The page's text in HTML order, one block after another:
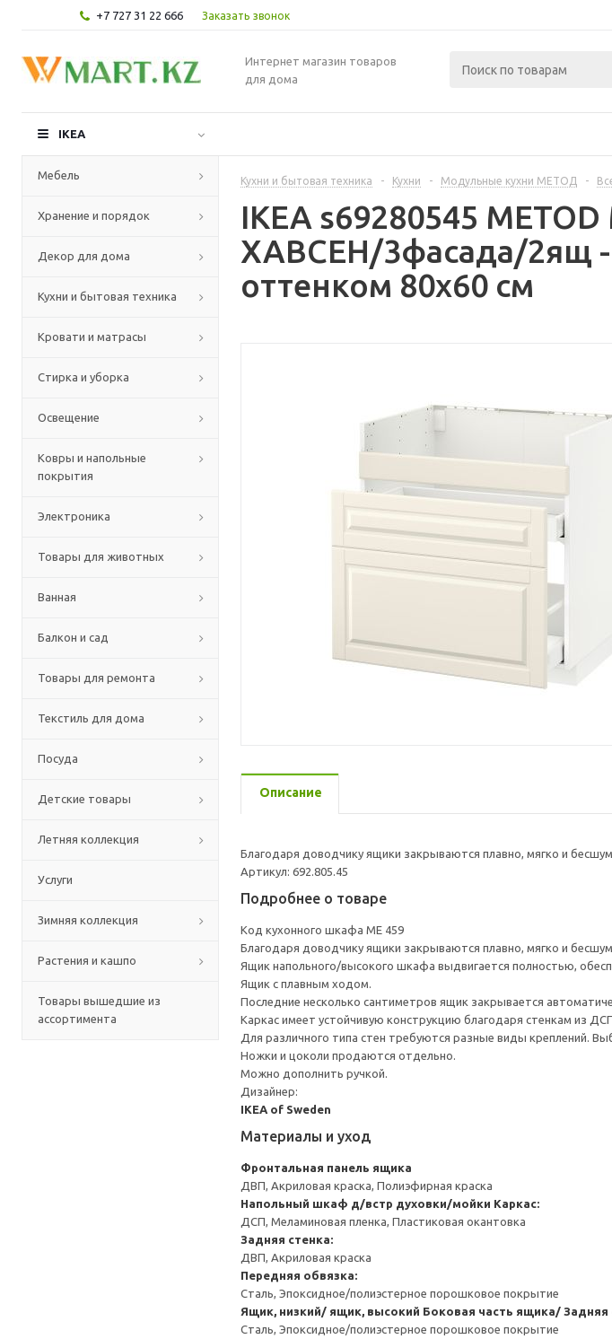
+7 727 31 22 666 Заказать звонок
Интернет магазин товаров
для дома
IKEA
Мебель
Хранение и порядок
Декор для дома
Кухни и бытовая техника
Кровати и матрасы
Стирка и уборка
Освещение
Ковры и напольные
покрытия
Электроника
Товары для животных
Ванная
Балкон и сад
Товары для ремонта
Текстиль для дома
Посуда
Детские товары
Летняя коллекция
Услуги
Зимняя коллекция
Растения и кашпо
Товары вышедшие из
ассортимента
Кухни и бытовая техника - Кухни - Модульные кухни МЕТОД -
IKEA s69280545
ХАВСЕН/3фасада/2ящ
оттенком 80x60 см
Описание
Благодаря доводчику ящики закрываются плавно, мягко и
Артикул: 692.805.45
Подробнее о товаре
Код кухонного шкафа ME 459
Благодаря доводчику ящики закрываются плавно, мягко и
Ящик напольного/высокого шкафа выдвигается полностью,
Ящик с плавным ходом.
Последние несколько сантиметров ящик закрывается
Каркас имеет устойчивую конструкцию благодаря стенкам из
Для различного типа стен требуются разные виды креплений.
Ножки и цоколи продаются отдельно.
Можно дополнить ручкой.
Дизайнер:
IKEA of Sweden
Материалы и уход
Фронтальная панель ящика
ДВП, Акриловая краска, Полиэфирная краска
Напольный шкаф д/встр духовки/мойки Каркас:
ДСП, Меламиновая пленка, Пластиковая окантовка
Задняя стенка:
ДВП, Акриловая краска
Передняя обвязка:
Сталь, Эпоксидное/полиэстерное порошковое покрытие
Ящик, низкий/ ящик, высокий Боковая часть ящика/ Задняя
Сталь, Эпоксидное/полиэстерное порошковое покрытие